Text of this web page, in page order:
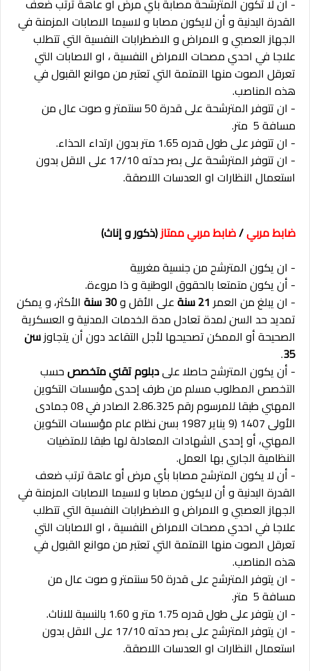
- أن لا تكون المترشحة مصابة بأي مرض أو عاهة ترتب ضعف
القدرة البدنية و أن لايكون مصابا و لاسيما الاصابات المزمنة في
الجهاز العصبي و الامراض و الاضطرابات النفسية التي تتطلب
علاجا في احدي مصحات الامراض النفسية ، او الاصابات التي
تعرقل الصوت منها التمتمة التي تعتبر من موانع القبول في
هذه المناصب.
- ان تتوفر المترشحة على قدرة 50 سنتمتر و صوت عال من
مسافة 5 متر.
- ان تتوفر على طول قدره 1.65 متر بدون ارتداء الحذاء.
- ان تتوفر المترشحة على بصر حدته 17/10 على الاقل بدون
استعمال النظارات او العدسات اللاصقة.
ضابط مربي/ضابط مربي ممتاز(ذكور و إناث)
- ان يكون المترشح من جنسية مغربية
- أن يكون متمتعا بالحقوق الوطنية و ذا مروءة.
- ان يبلغ من العمر21 سنة على الأقل و
الأكثر، و يمكن
تمديد حد السن لمدة تعادل مدة الخدمات المدنية و العسكرية
الصحيحة أو الممكن تصحيحها لأجل التقاعد دون أن يتجاوزسن
35
.
- أن يكون المترشح حاصلا علىدبلوم تقني متخصصحسب
التخصص المطلوب مسلم من طرف إحدى مؤسسات التكوين
المهني طبقا للمرسوم رقم 2.86.325 الصادر في 08 جمادى
الأولى 1407 (9 يناير 1987 بسن نظام عام مؤسسات التكوين
المهني، أو إحدى الشهادات المعادلة لها طبقا للمتضيات
النظامية الجاري بها العمل.
- أن لا يكون المترشح مصابا بأي مرض أو عاهة ترتب ضعف
القدرة البدنية و أن لايكون مصابا و لاسيما الاصابات المزمنة في
الجهاز العصبي و الامراض و الاضطرابات النفسية التي تتطلب
علاجا في احدي مصحات الامراض النفسية ، او الاصابات التي
تعرقل الصوت منها التمتمة التي تعتبر من موانع القبول في
هذه المناصب.
- ان يتوفر المترشح على قدرة 50 سنتمتر و صوت عال من
مسافة 5 متر.
- ان يتوفر على طول قدره 1.75 متر و 1.60 بالنسبة للاناث.
- ان يتوفر المترشح على بصر حدته 17/10 على الاقل بدون
استعمال النظارات او العدسات اللاصقة.